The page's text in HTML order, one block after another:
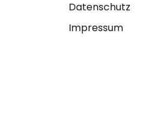
Datenschutz
Impressum